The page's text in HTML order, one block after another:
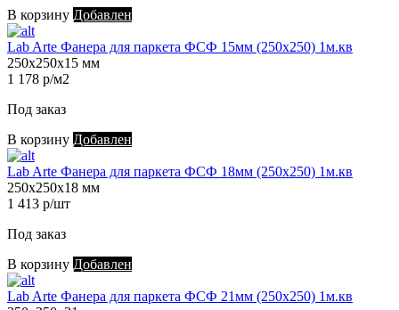
В корзину Добавлен
Lab Arte Фанера для паркета ФСФ 15мм (250х250) 1м.кв
250х250х15 мм
1 178 р/м2
Под заказ
В корзину Добавлен
Lab Arte Фанера для паркета ФСФ 18мм (250х250) 1м.кв
250х250х18 мм
1 413 р/шт
Под заказ
В корзину Добавлен
Lab Arte Фанера для паркета ФСФ 21мм (250х250) 1м.кв